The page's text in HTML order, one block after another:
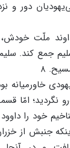
دور و
ملّت خودش،
جمع کند.
خاورمیانه
نگردید؛ امّا
خود را
جنبش از